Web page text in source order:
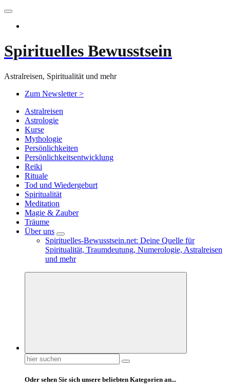
Zum
springen
Spirituelles Bewusstsein
Astralreisen, Spiritualität und mehr
Zum Newsletter >
Astralreisen
Astrologie
Kurse
Mythologie
Persönlichkeiten
Persönlichkeitsentwicklung
Reiki
Rituale
Tod und Wiedergeburt
Spiritualität
Meditation
Magie & Zauber
Träume
Über uns
Spirituelles-Bewusstsein.net: Deine Quelle für
Spiritualität, Traumdeutung, Numerologie, Astralreisen
und mehr
Suchen
nach:
Oder sehen Sie sich unsere beliebten Kategorien an...